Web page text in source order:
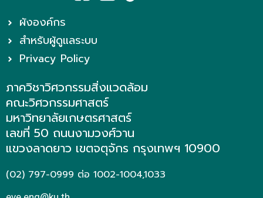
ผังองค์กร
สำหรับผู้ดูแลระบบ
Privacy Policy
ภาควิชาวิศวกรรมสิ่งแวดล้อม
คณะวิศวกรรมศาสตร์
มหาวิทยาลัยเกษตรศาสตร์
เลขที่ 50 ถนนงามวงศ์วาน
แขวงลาดยาว เขตจตุจักร กรุงเทพฯ 10900
(02) 797-0999 ต่อ 1002-1004,1033